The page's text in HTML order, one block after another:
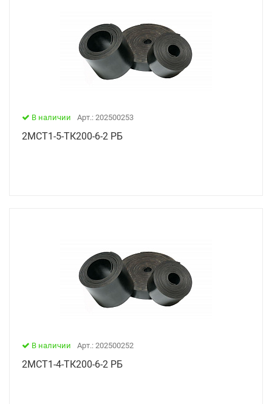
В наличии Арт.: 202500253
2МСТ1-5-ТК200-6-2 РБ
В наличии Арт.: 202500252
2МСТ1-4-ТК200-6-2 РБ